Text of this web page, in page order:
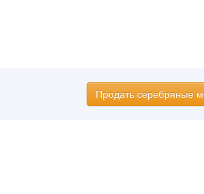
Продать серебряные